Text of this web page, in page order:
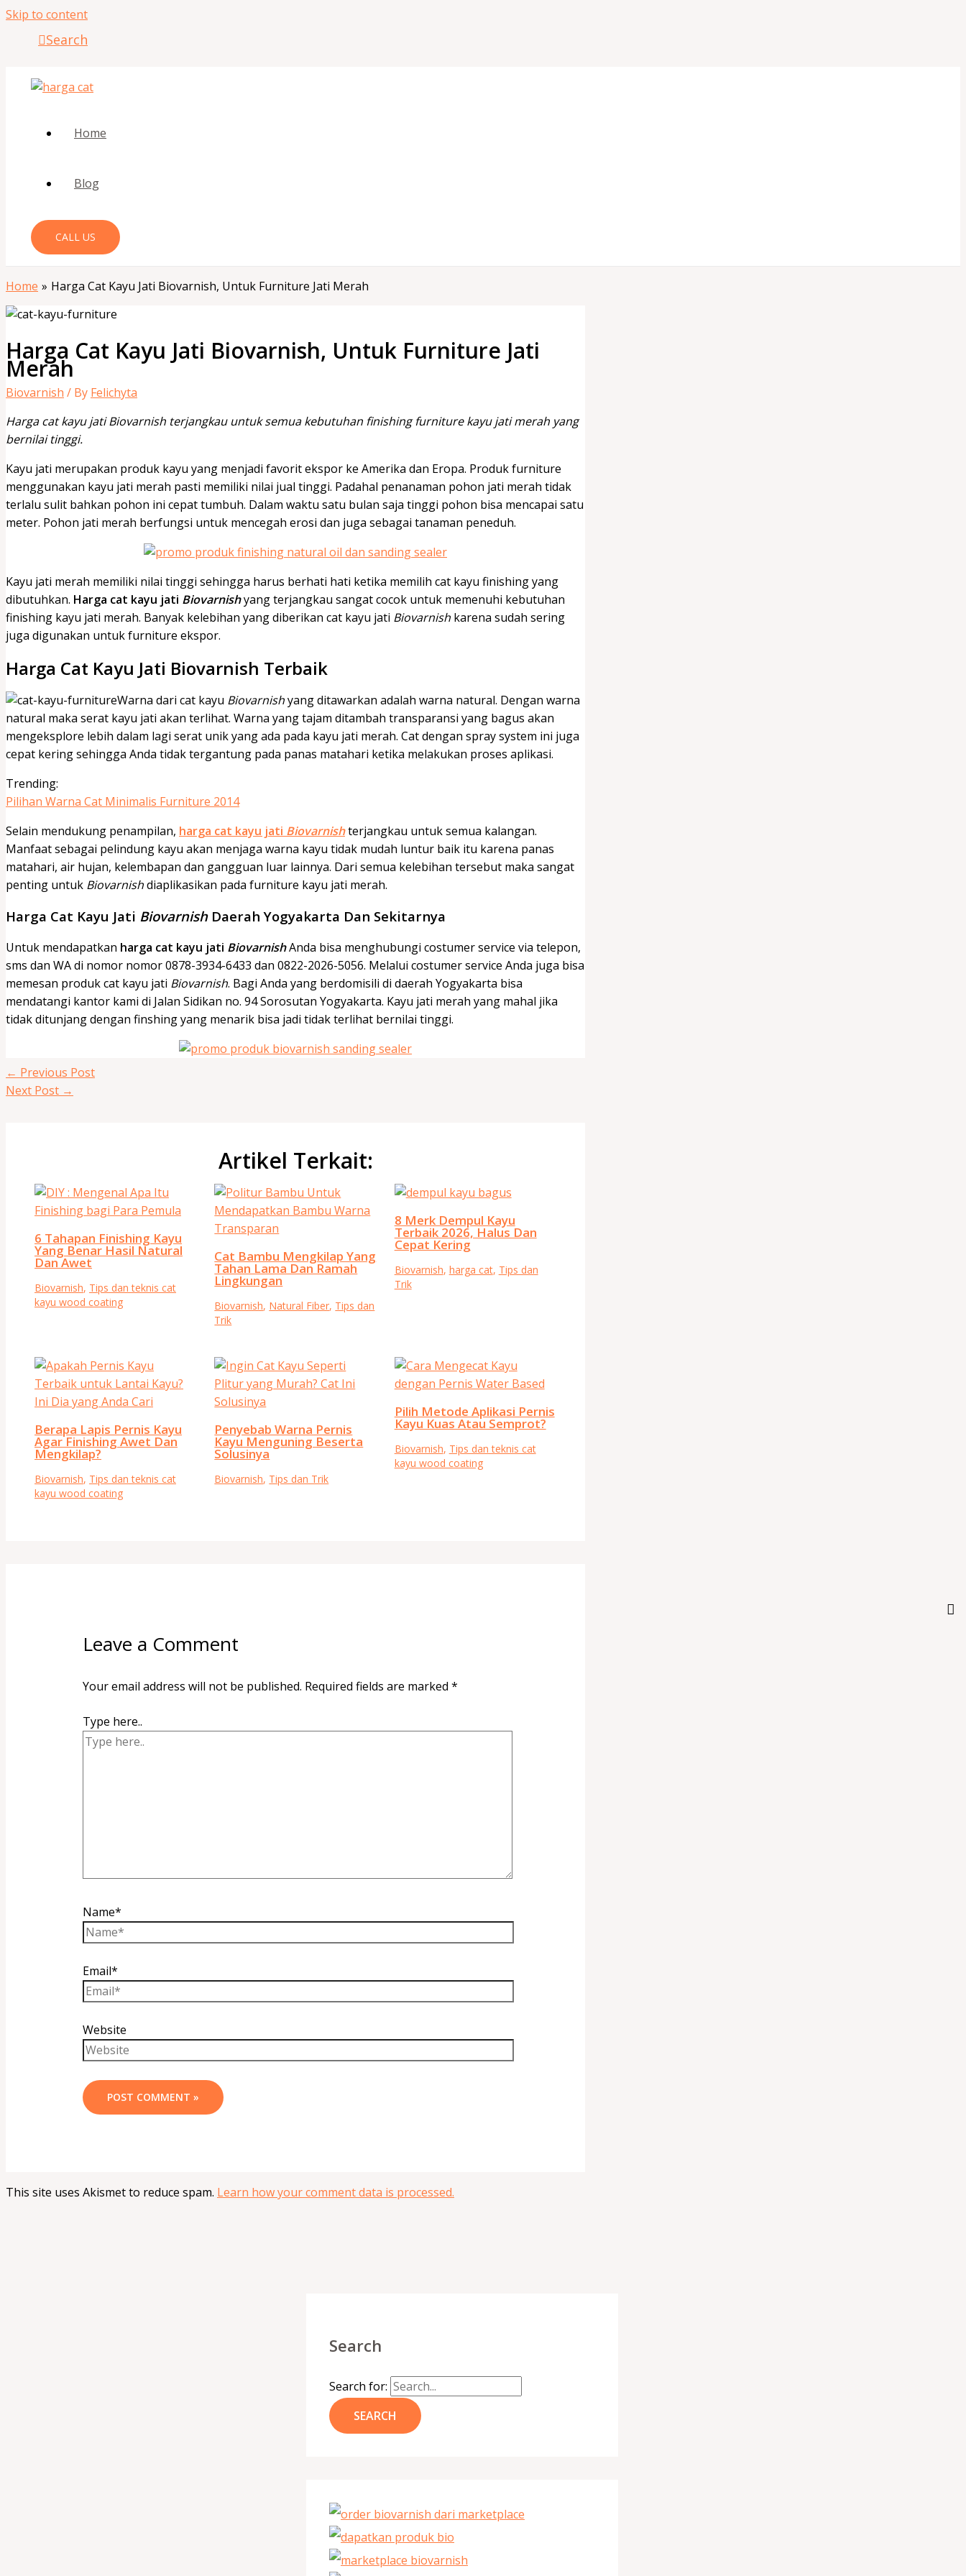
Skip to content
Search
Home
Blog
CALL US
Home Harga Cat Kayu Jati Biovarnish, Untuk Furniture Jati Merah
Harga Cat Kayu Jati Biovarnish, Untuk Furniture Jati
Merah
Biovarnish / By Felichyta
Harga cat kayu jati Biovarnish terjangkau untuk semua kebutuhan finishing furniture kayu jati merah yang
bernilai tinggi.
Kayu jati merupakan produk kayu yang menjadi favorit ekspor ke Amerika dan Eropa. Produk furniture
menggunakan kayu jati merah pasti memiliki nilai jual tinggi. Padahal penanaman pohon jati merah tidak
terlalu sulit bahkan pohon ini cepat tumbuh. Dalam waktu satu bulan saja tinggi pohon bisa mencapai satu
meter. Pohon jati merah berfungsi untuk mencegah erosi dan juga sebagai tanaman peneduh.
Kayu jati merah memiliki nilai tinggi sehingga harus berhati hati ketika memilih cat kayu finishing yang
dibutuhkan. Harga cat kayu jati Biovarnishyang terjangkau sangat cocok untuk memenuhi kebutuhan
finishing kayu jati merah. Banyak kelebihan yang diberikan cat kayu jati Biovarnish karena sudah sering
juga digunakan untuk furniture ekspor.
Harga Cat Kayu Jati Biovarnish Terbaik
Warna dari cat kayu Biovarnishyang ditawarkan adalah warna natural. Dengan warna
natural maka serat kayu jati akan terlihat. Warna yang tajam ditambah transparansi yang bagus akan
mengeksplore lebih dalam lagi serat unik yang ada pada kayu jati merah. Cat dengan spray system ini juga
cepat kering sehingga Anda tidak tergantung pada panas matahari ketika melakukan proses aplikasi.
Trending:
Pilihan Warna Cat Minimalis Furniture 2014
Selain mendukung penampilan, harga cat kayu jati Biovarnishterjangkau untuk semua kalangan.
Manfaat sebagai pelindung kayu akan menjaga warna kayu tidak mudah luntur baik itu karena panas
matahari, air hujan, kelembapan dan gangguan luar lainnya. Dari semua kelebihan tersebut maka sangat
penting untuk Biovarnishdiaplikasikan pada furniture kayu jati merah.
Harga Cat Kayu Jati BiovarnishDaerah Yogyakarta Dan Sekitarnya
Untuk mendapatkan harga cat kayu jati BiovarnishAnda bisa menghubungi costumer service via telepon,
sms dan WA di nomor nomor 0878-3934-6433 dan 0822-2026-5056. Melalui costumer service Anda juga bisa
memesan produk cat kayu jati Biovarnish. Bagi Anda yang berdomisili di daerah Yogyakarta bisa
mendatangi kantor kami di Jalan Sidikan no. 94 Sorosutan Yogyakarta. Kayu jati merah yang mahal jika
tidak ditunjang dengan finshing yang menarik bisa jadi tidak terlihat bernilai tinggi.
← Previous Post
Next Post →
Artikel Terkait:
6 Tahapan Finishing Kayu
Yang Benar Hasil Natural
Dan Awet
Biovarnish, Tips dan teknis cat
kayu wood coating
Cat Bambu Mengkilap Yang
Tahan Lama Dan Ramah
Lingkungan
Biovarnish, Natural Fiber, Tips dan
Trik
8 Merk Dempul Kayu
Terbaik 2026, Halus Dan
Cepat Kering
Biovarnish, harga cat, Tips dan
Trik
Berapa Lapis Pernis Kayu
Agar Finishing Awet Dan
Mengkilap?
Biovarnish, Tips dan teknis cat
kayu wood coating
Penyebab Warna Pernis
Kayu Menguning Beserta
Solusinya
Biovarnish, Tips dan Trik
Pilih Metode Aplikasi Pernis
Kayu Kuas Atau Semprot?
Biovarnish, Tips dan teknis cat
kayu wood coating
Leave a Comment
Your email address will not be published. Required fields are marked *
Type here..
Name*
Email*
Website
This site uses Akismet to reduce spam. Learn how your comment data is processed.
Search
Search for: